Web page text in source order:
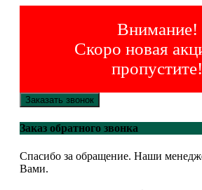
Внимание!
Скоро новая
пропустите!
Заказать звонок
Заказ обратного звонка
Спасибо за обращение. Наши
Вами.